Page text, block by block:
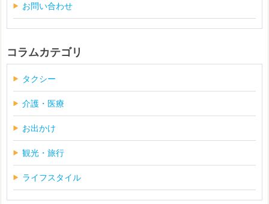
お問い合わせ
コラムカテゴリ
タクシー
介護・医療
お出かけ
観光・旅行
ライフスタイル